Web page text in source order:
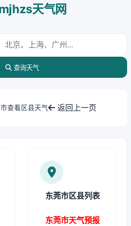
天气网
查询天气
查看区县天气 返回上一页
东莞市区县列表
东莞市天气预报